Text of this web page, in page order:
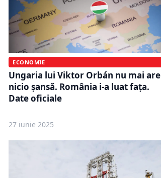
ECONOMIE
Ungaria lui Viktor Orbán nu mai are
nicio șansă. România i-a luat fața.
Date oficiale
27 iunie 2025